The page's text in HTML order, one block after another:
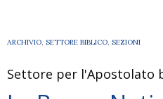
e
ARCHIVIO, SETTORE BIBLICO, SEZIONI
Settore per l'Apostolato